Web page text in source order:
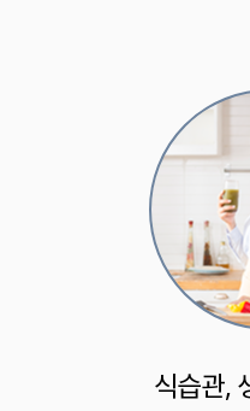
식습관,